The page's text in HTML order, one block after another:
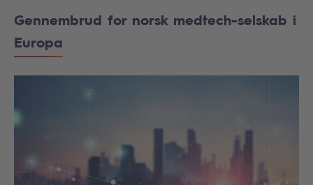
Gennembrud for norsk medtech-selskab i
Europa